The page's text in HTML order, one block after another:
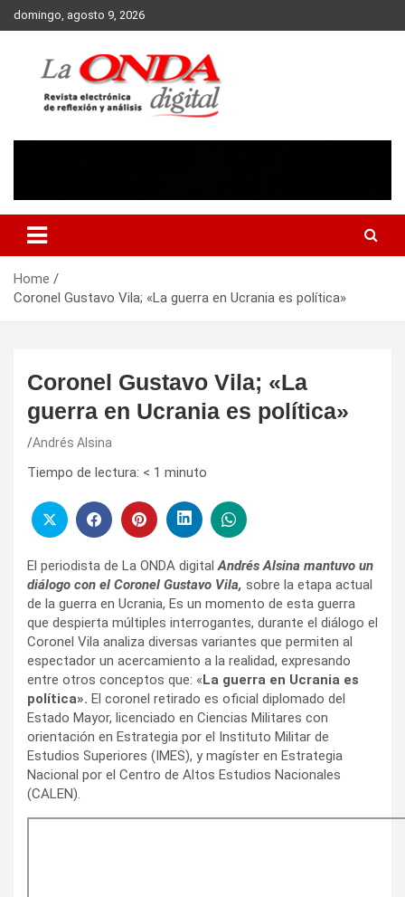
Skip
to
domingo, agosto 9, 2026
Home
Coronel Gustavo Vila; «La guerra en Ucrania es política»
Coronel Gustavo Vila; «La
guerra en Ucrania es política»
Andrés Alsina
Tiempo de lectura: < 1 minuto
El periodista de La ONDA digitalAndrés Alsina mantuvo un
diálogo con el Coronel Gustavo Vila, sobre la etapa actual
de la guerra en Ucrania, Es un momento de esta guerra
que despierta múltiples interrogantes, durante el diálogo el
Coronel Vila analiza diversas variantes que permiten al
espectador un acercamiento a la realidad, expresando
entre otros conceptos que: «La guerra en Ucrania es
política». El coronel retirado es oficial diplomado del
Estado Mayor, licenciado en Ciencias Militares con
orientación en Estrategia por el Instituto Militar de
Estudios Superiores (IMES), y magíster en Estrategia
Nacional por el Centro de Altos Estudios Nacionales
(CALEN).